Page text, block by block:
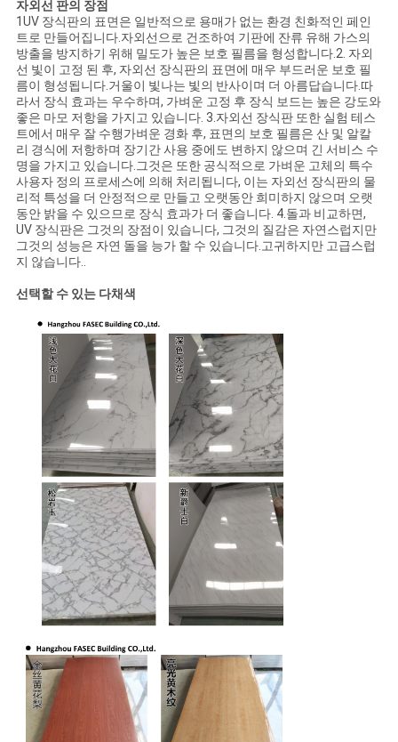
이
트
맵
PRIVACY
POLICY
자외선 판의 장점
1UV 장식판의 표면은 일반적으로 용매가 없는 환경 친화적인 페인
트로 만들어집니다.자외선으로 건조하여 기판에 잔류 유해 가스의
방출을 방지하기 위해 밀도가 높은 보호 필름을 형성합니다.2. 자외
선 빛이 고정 된 후, 자외선 장식판의 표면에 매우 부드러운 보호 필
름이 형성됩니다.거울이 빛나는 빛의 반사이며 더 아름답습니다.따
라서 장식 효과는 우수하며, 가벼운 고정 후 장식 보드는 높은 강도와
좋은 마모 저항을 가지고 있습니다. 3.자외선 장식판 또한 실험 테스
트에서 매우 잘 수행가벼운 경화 후, 표면의 보호 필름은 산 및 알칼
리 경식에 저항하며 장기간 사용 중에도 변하지 않으며 긴 서비스 수
명을 가지고 있습니다.그것은 또한 공식적으로 가벼운 고체의 특수
사용자 정의 프로세스에 의해 처리됩니다, 이는 자외선 장식판의 물
리적 특성을 더 안정적으로 만들고 오랫동안 희미하지 않으며 오랫
동안 밝을 수 있으므로 장식 효과가 더 좋습니다. 4.돌과 비교하면,
UV 장식판은 그것의 장점이 있습니다, 그것의 질감은 자연스럽지만
그것의 성능은 자연 돌을 능가 할 수 있습니다.고귀하지만 고급스럽
지 않습니다..
선택할 수 있는 다채색